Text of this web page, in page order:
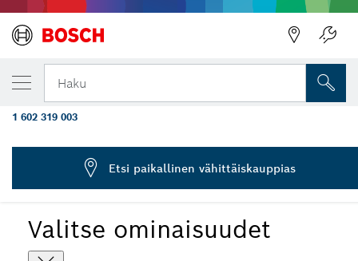
Haku
Valitse ominaisuudet
VALITSEMASI VAIHTOEHTO
Liitoskappale ohjainkiskoon FSN 70, FSN
140
1 602 319 003
Etsi paikallinen vähittäiskauppias